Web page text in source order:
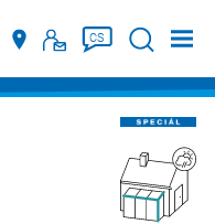
CS Suche